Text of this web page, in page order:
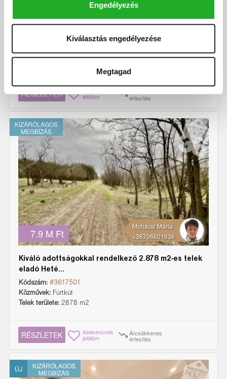
Engedélyezés
Kiválasztás engedélyezése
Megtagad
#3617787
Szobák száma:2 db
RÉSZLETEK jelölöm értesítés
7.9 M Ft
Mohácsi Mária
+36706601636
KIZÁRÓLAGOS
MEGBÍZÁS
Kiváló adottságokkal rendelkező 2.878 m2-es telek
eladó Heté...
Kódszám: #3617501
Közművek: Fúrtkút
Telek területe: 2878 m2
RÉSZLETEK Kedvencnek
jelölöm
Árcsökkenés
értesítés
ÚJ
KIZÁRÓLAGOS
MEGBÍZÁS